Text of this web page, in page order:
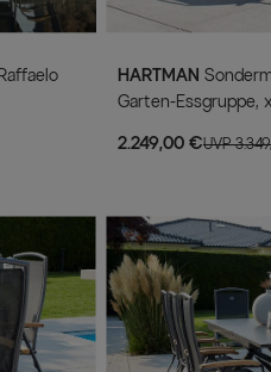
HARTMAN
Garten-Essgruppe,
240x100cm, 6
2.249,00 €UVP